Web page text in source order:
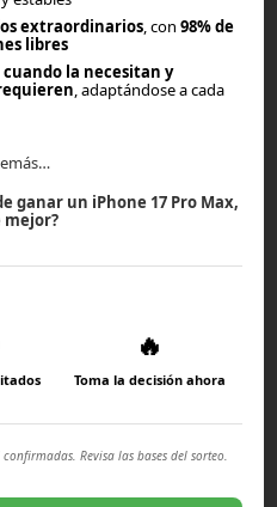
guía completa
internacionales
extraordinarios, con98% de
libres
la necesitan y
, adaptándose a cada
ganar un iPhone 17 Pro Max,
mejor?
🔥
Toma la decisión ahora
Revisa las bases del sorteo.